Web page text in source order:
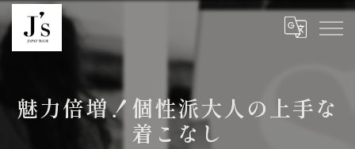
魅力倍増！個性派大人の上手な
着こなし